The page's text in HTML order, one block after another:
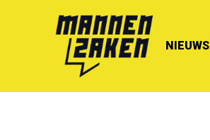
NIEUWS